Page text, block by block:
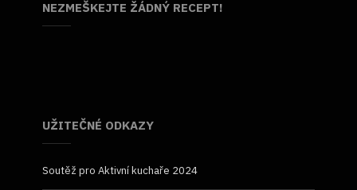
NEZMEŠKEJTE ŽÁDNÝ RECEPT!
UŽITEČNÉ ODKAZY
Soutěž pro Aktivní kuchaře 2024